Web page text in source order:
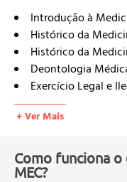
Introdução à
Histórico da
Histórico da
Deontologia
Exercício Legal e
Responsabilidade
Código de Ética
Definições e Tipos
Documentos
+ Ver Mais
Como funciona o
MEC?